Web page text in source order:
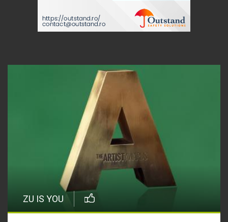
ZU IS YOU